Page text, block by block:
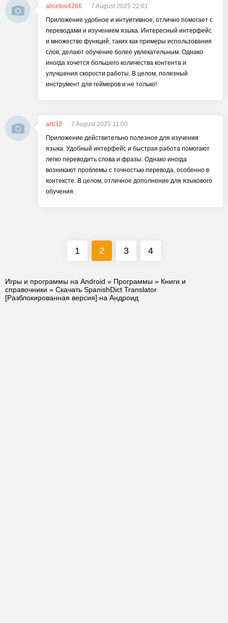
alicetoo4266
7 August 2025 22:01
Приложение удобное и интуитивное, отлично помогает с
переводами и изучением языка. Интересный интерфейс
и множество функций, таких как примеры использования
слов, делают обучение более увлекательным. Однако
иногда хочется большего количества контента и
улучшения скорости работы. В целом, полезный
инструмент для геймеров и не только!
arb32
7 August 2025 11:00
Приложение действительно полезное для изучения
языка. Удобный интерфейс и быстрая работа помогают
легко переводить слова и фразы. Однако иногда
возникают проблемы с точностью перевода, особенно в
контексте. В целом, отличное дополнение для языкового
обучения.
1 2 3 4
Игры и программы на Android » Программы » Книги и
справочники » Скачать SpanishDict Translator
[Разблокированная версия] на Андроид